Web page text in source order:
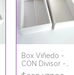
Box Viñedo -
CON Divisor -
31x17x9 cm